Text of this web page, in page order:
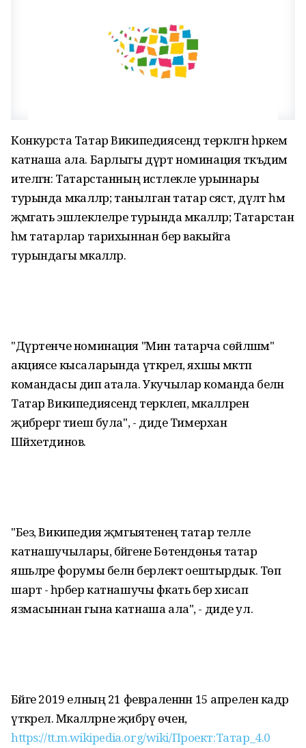
Конкурста Татар Википедиясендә теркәлгән һәркем
катнаша ала. Барлыгы дүрт номинация тәкъдим
ителгән: Татарстанның истәлекле урыннары
турында мәкаләләр; танылган татар сәясәт, дәүләт һәм
җәмәгать эшлеклеләре турында мәкаләләр; Татарстан
һәм татарлар тарихыннан бер вакыйга
турындагы мәкаләләр.
"Дүртенче номинация "Мин татарча сөйләшәм"
акциясе кысаларында үткәрелә, яхшы мәктәп
командасы дип атала. Укучылар команда белән
Татар Википедиясендә теркәлеп, мәкаләләрен
җибәрергә тиеш була", - диде Тимерхан
Шәйхетдинов.
"Без, Википедия җәмгыятенең татар телле
катнашучылары, бәйгене Бөтендөнья татар
яшьләре форумы белән берлектә оештырдык. Төп
шарт - һәрбер катнашучы фәкать бер хисап
язмасыннан гына катнаша ала", - диде ул.
Бәйге 2019 елның 21 февраленнән 15 апреленә кадәр
үткәрелә. Мәкаләләрне җибәрү өчен,
https://tt.m.wikipedia.org/wiki/Проект:Татар_4.0